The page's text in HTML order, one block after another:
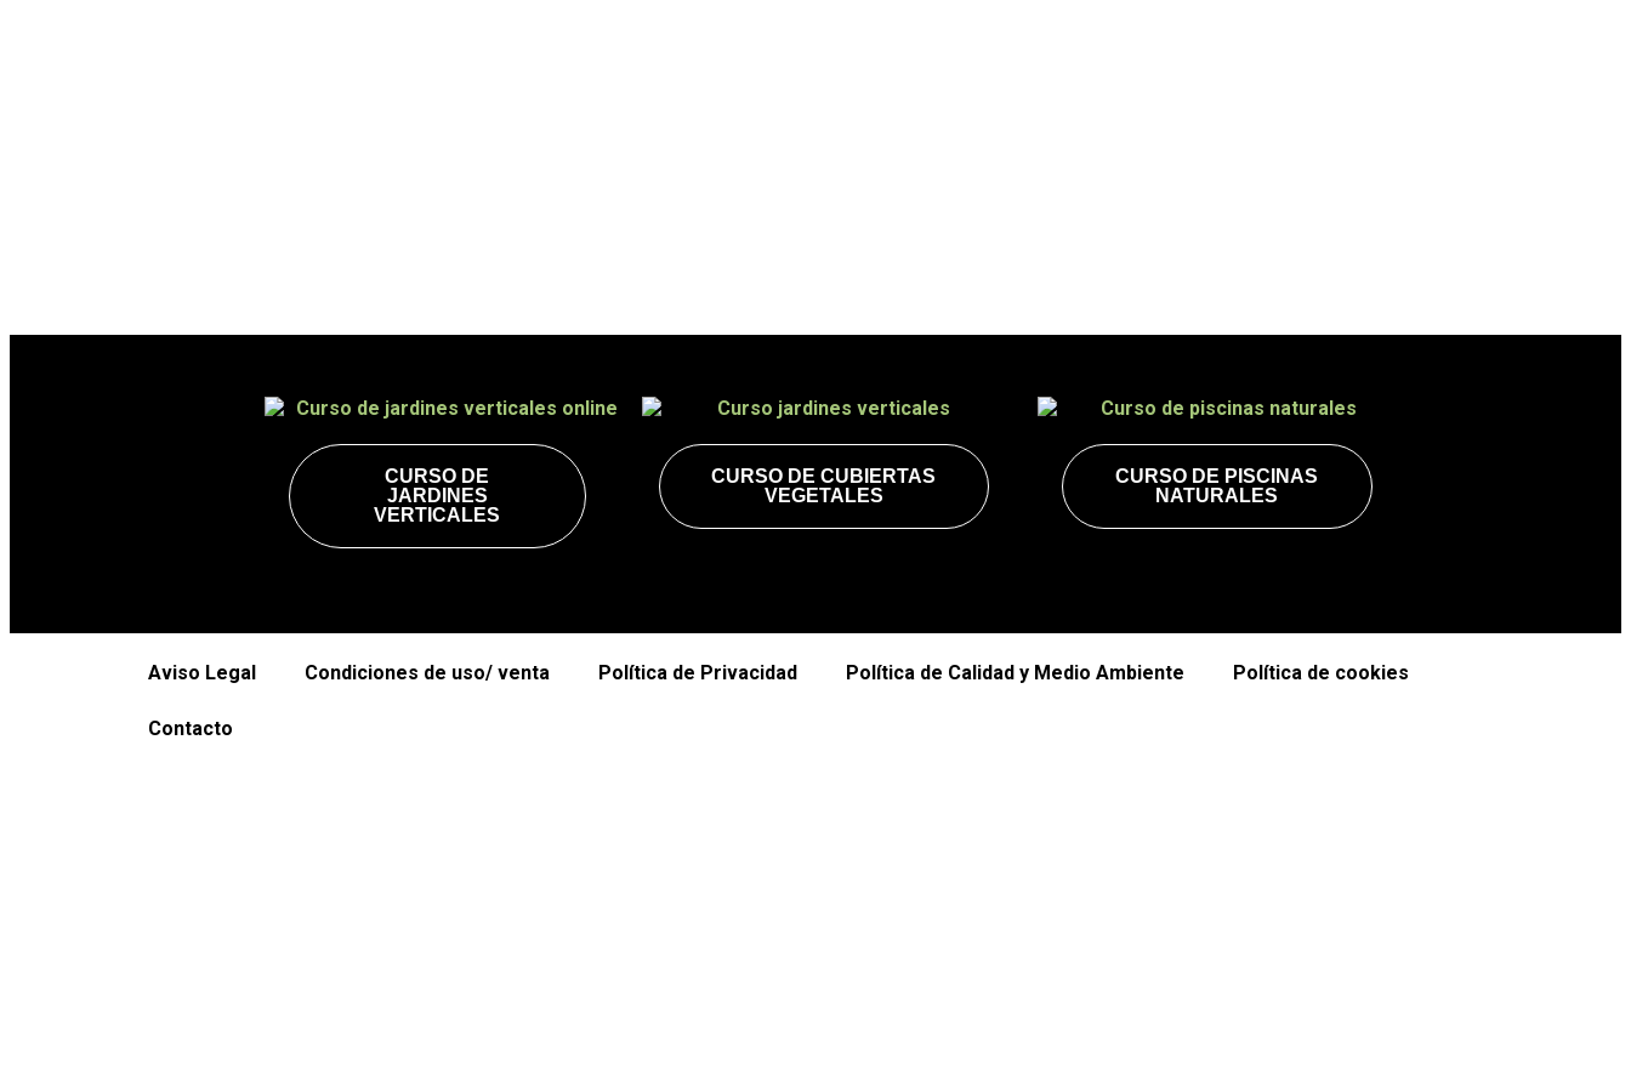
CURSO DE
JARDINES
VERTICALES
CURSO DE CUBIERTAS
VEGETALES
CURSO DE PISCINAS
NATURALES
Aviso Legal Condiciones de uso/ venta Política de Privacidad Política de Calidad y Medio Ambiente Política de cookies
Contacto